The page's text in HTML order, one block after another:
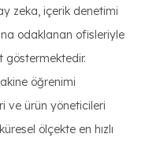
zeka, içerik denetimi
odaklanan ofisleriyle
göstermektedir.
öğrenimi
ve ürün yöneticileri
ölçekte en hızlı